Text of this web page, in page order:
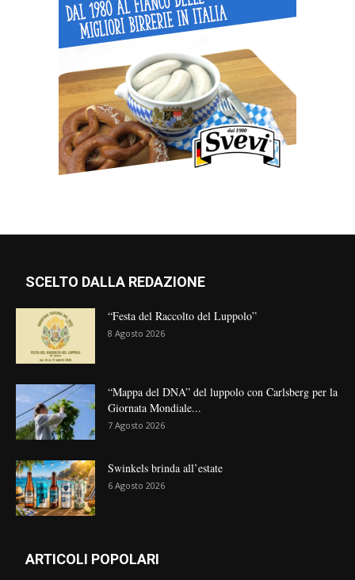
SCELTO DALLA REDAZIONE
“Festa del Raccolto del Luppolo”
8 Agosto 2026
“Mappa del DNA” del luppolo con Carlsberg per la
Giornata Mondiale...
7 Agosto 2026
Swinkels brinda all’estate
6 Agosto 2026
ARTICOLI POPOLARI